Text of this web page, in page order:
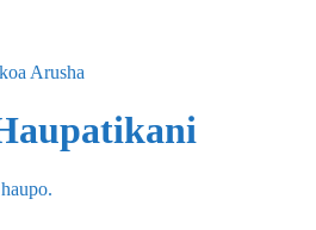
Arusha